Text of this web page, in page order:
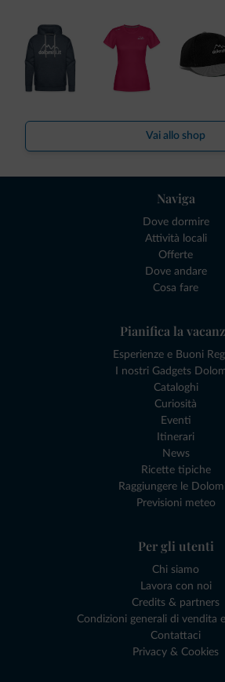
Vai allo shop
Naviga
Dove dormire
Attività locali
Offerte
Dove andare
Cosa fare
Pianifica la
Esperienze e Buoni
I nostri Gadgets
Cataloghi
Curiosità
Eventi
Itinerari
News
Ricette tipiche
Raggiungere le
Previsioni meteo
Per gli utenti
Chi siamo
Lavora con noi
Credits & partners
Condizioni generali di vendita
Contattaci
Privacy & Cookies